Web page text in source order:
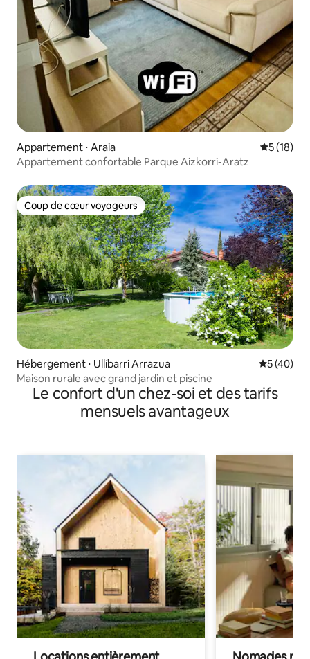
Appartement ⋅ Araia
5 (18)
Appartement confortable Parque Aizkorri-Aratz
Coup de cœur voyageurs
Coup de cœur voyageurs
Hébergement ⋅ Ullíbarri Arrazua
5 (40)
Maison rurale avec grand jardin et piscine
Le confort d'un chez-soi et des tarifs
mensuels avantageux